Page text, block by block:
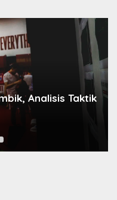
Analisis Taktik